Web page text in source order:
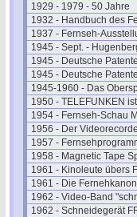
1929 - 1979 - 50 Jahre
1932 - Handbuch des
1937 - Fernseh-
1945 - Sept. -
1945 - Deutsche Patente
1945 - Deutsche Patente
1945-1960 - Das
1950 - TELEFUNKEN
1954 - Fernseh-Schau
1956 - Der
1957 -
1958 - Magnetic Tape
1961 - Kinoleute übers
1961 - Die
1962 - Video-Band
1962 - Schneidegerät